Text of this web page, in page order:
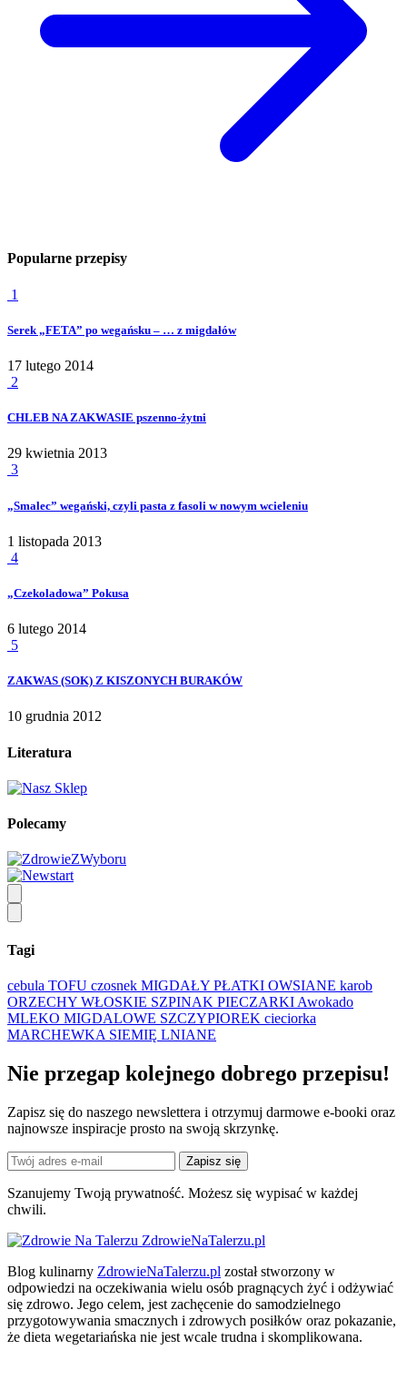
Popularne przepisy
1
Serek „FETA” po wegańsku – … z migdałów
17 lutego 2014
2
CHLEB NA ZAKWASIE pszenno-żytni
29 kwietnia 2013
3
„Smalec” wegański, czyli pasta z fasoli w nowym wcieleniu
1 listopada 2013
4
„Czekoladowa” Pokusa
6 lutego 2014
5
ZAKWAS (SOK) Z KISZONYCH BURAKÓW
10 grudnia 2012
Literatura
Polecamy
Tagi
cebula TOFU czosnek MIGDAŁY PŁATKI OWSIANE karob
ORZECHY WŁOSKIE SZPINAK PIECZARKI Awokado
MLEKO MIGDALOWE SZCZYPIOREK cieciorka
MARCHEWKA SIEMIĘ LNIANE
Nie przegap kolejnego dobrego przepisu!
Zapisz się do naszego newslettera i otrzymuj darmowe e-booki oraz
najnowsze inspiracje prosto na swoją skrzynkę.
Zapisz się
Szanujemy Twoją prywatność. Możesz się wypisać w każdej
chwili.
ZdrowieNaTalerzu.pl
Blog kulinarny ZdrowieNaTalerzu.pl został stworzony w
odpowiedzi na oczekiwania wielu osób pragnących żyć i odżywiać
się zdrowo. Jego celem, jest zachęcenie do samodzielnego
przygotowywania smacznych i zdrowych posiłków oraz pokazanie,
że dieta wegetariańska nie jest wcale trudna i skomplikowana.